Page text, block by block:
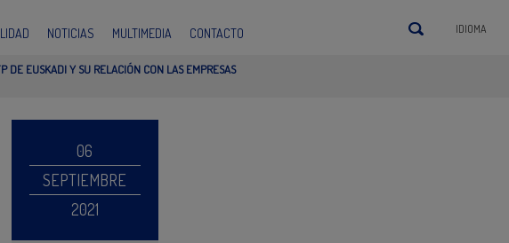
NOTICIAS MULTIMEDIA CONTACTO IDIOMA
DE EUSKADI Y SU RELACIÓN CON LAS EMPRESAS
06
SEPTIEMBRE
2021